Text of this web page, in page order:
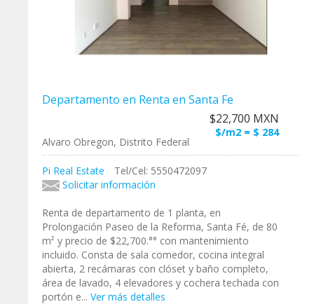
Departamento en Renta en Santa Fe
$22,700 MXN
$/m2 = $ 284
Alvaro Obregon, Distrito Federal
Pi Real Estate
Tel/Cel: 5550472097
Solicitar información
Renta de departamento de 1 planta, en
Prolongación Paseo de la Reforma, Santa Fé, de 80
m² y precio de $22,700.°° con mantenimiento
incluido. Consta de sala comedor, cocina integral
abierta, 2 recámaras con clóset y baño completo,
área de lavado, 4 elevadores y cochera techada con
portón e... Ver más detalles